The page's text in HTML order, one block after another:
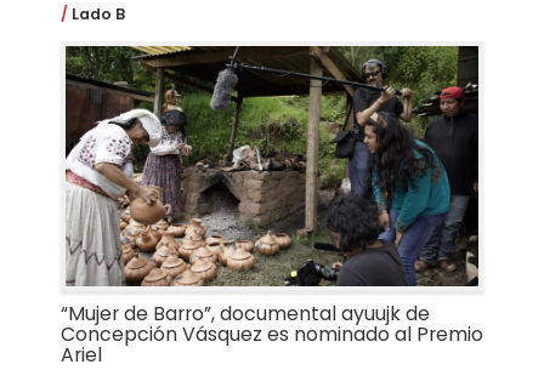
Lado B
“Mujer de Barro”, documental ayuujk de
Concepción Vásquez es nominado al Premio
Ariel